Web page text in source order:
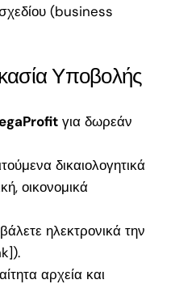
(business
Υποβολής
για δωρεάν
δικαιολογητικά
οικονομικά
ηλεκτρονικά την
).
αρχεία και